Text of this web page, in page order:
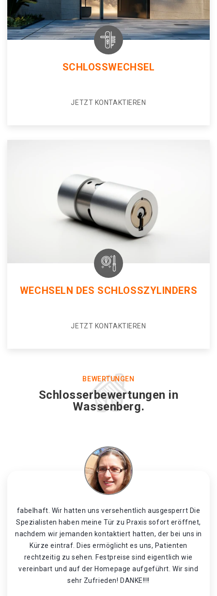
SCHLOSSWECHSEL
JETZT KONTAKTIEREN
WECHSELN DES SCHLOSSZYLINDERS
JETZT KONTAKTIEREN
BEWERTUNGEN
Schlosserbewertungen in
Wassenberg.
fabelhaft. Wir hatten uns versehentlich ausgesperrt Die
Spezialisten haben meine Tür zu Praxis sofort eröffnet,
nachdem wir jemanden kontaktiert hatten, der bei uns in
Kürze eintraf. Dies ermöglicht es uns, Patienten
rechtzeitig zu sehen. Festpreise sind eigentlich wie
vereinbart und auf der Homepage aufgeführt. Wir sind
sehr Zufrieden! DANKE!!!!